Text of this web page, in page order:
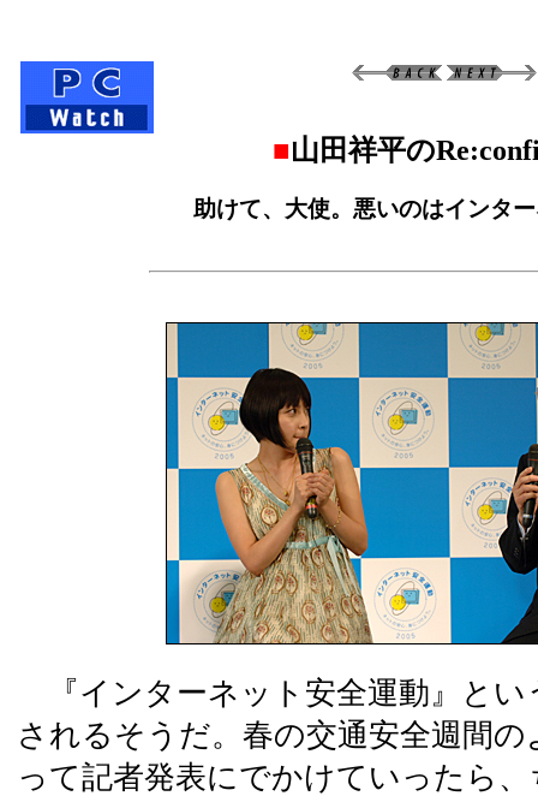
■山田祥平の
助けて、大使。悪いのはインタ
『インターネット安全運動』とい
されるそうだ。春の交通安全週間
って記者発表にでかけていったら